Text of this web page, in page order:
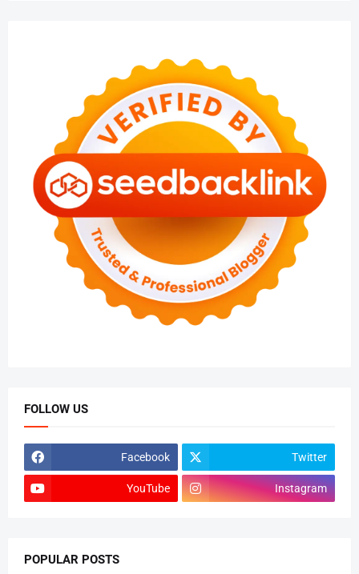
FOLLOW US
Facebook Twitter
YouTube Instagram
POPULAR POSTS